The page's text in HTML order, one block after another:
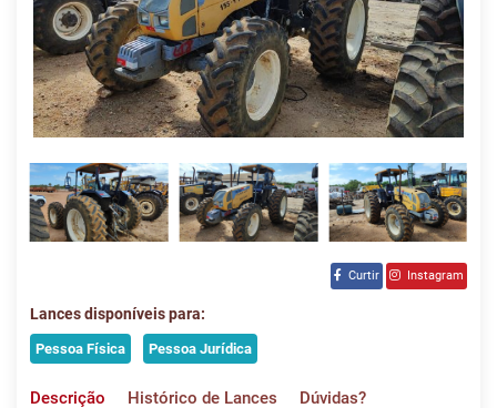
Curtir Instagram
Lances disponíveis para:
Pessoa Física Pessoa Jurídica
Descrição Histórico de Lances Dúvidas?